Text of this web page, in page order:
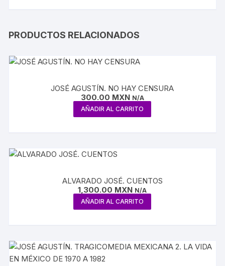
PRODUCTOS RELACIONADOS
JOSÉ AGUSTÍN. NO HAY CENSURA
300.00 MXN N/A
AÑADIR AL CARRITO
ALVARADO JOSÉ. CUENTOS
1,300.00 MXN N/A
AÑADIR AL CARRITO